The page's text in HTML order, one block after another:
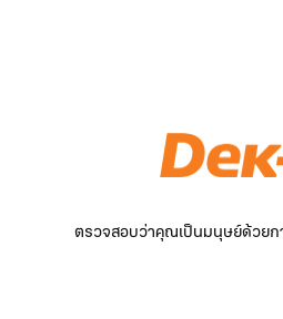
ตรวจสอบว่าคุณเป็นมนุษย์ด้วยก